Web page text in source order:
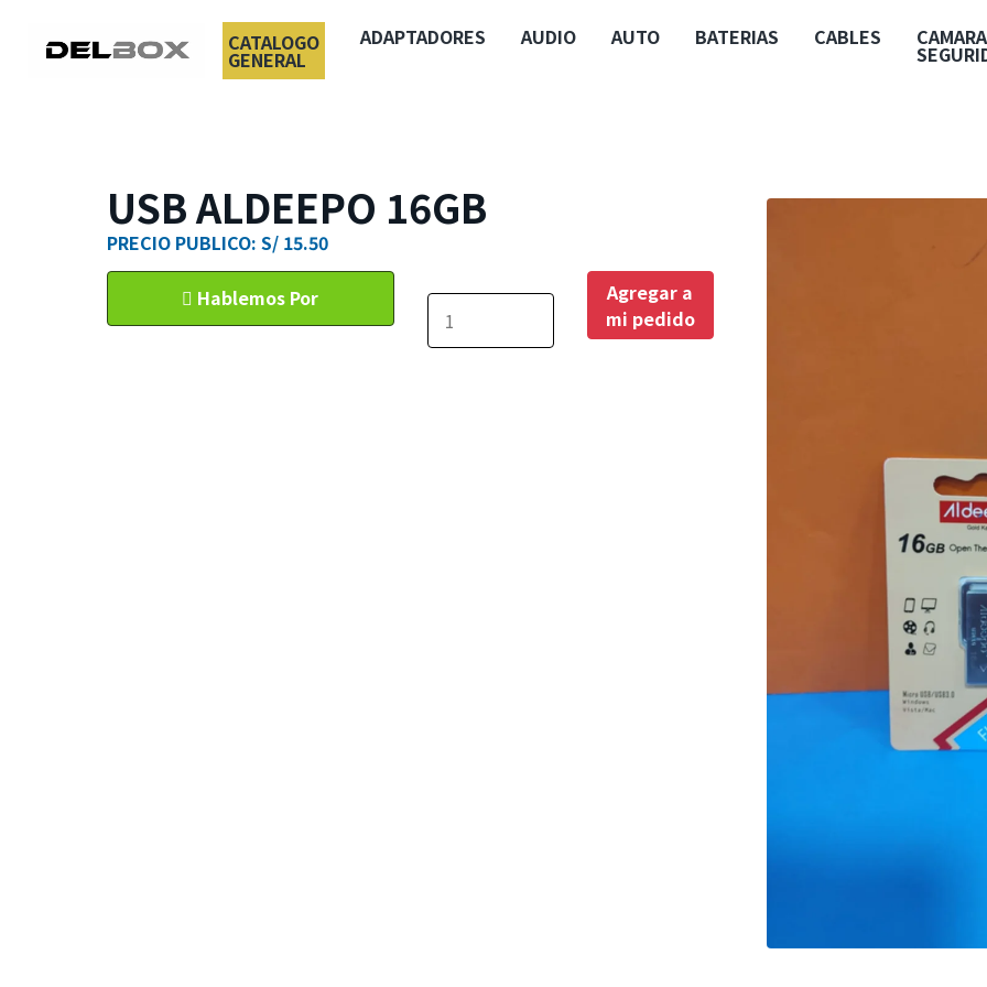
CATALOGO
GENERAL
ADAPTADORES AUDIO AUTO BATERIAS CABLES
USB ALDEEPO 16GB
PRECIO PUBLICO: S/ 15.50
Hablemos Por
Agregar a
mi pedido